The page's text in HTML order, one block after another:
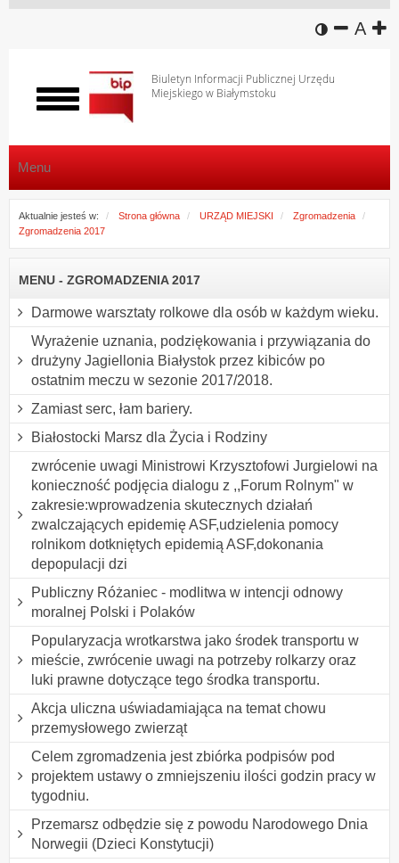
wersja
A
Biuletyn Informacji Publicznej Urzędu
Miejskiego w Białymstoku
Włącz
menu
Menu
Aktualnie jesteś w: Strona główna URZĄD MIEJSKI
Zgromadzenia
Zgromadzenia 2017
MENU - ZGROMADZENIA 2017
Darmowe warsztaty rolkowe dla osób w każdym wieku.
Wyrażenie uznania, podziękowania i przywiązania do
drużyny Jagiellonia Białystok przez kibiców po
ostatnim meczu w sezonie 2017/2018.
Zamiast serc, łam bariery.
Białostocki Marsz dla Życia i Rodziny
zwrócenie uwagi Ministrowi Krzysztofowi Jurgielowi na
konieczność podjęcia dialogu z ,,Forum Rolnym" w
zakresie:wprowadzenia skutecznych działań
zwalczających epidemię ASF,udzielenia pomocy
rolnikom dotkniętych epidemią ASF,dokonania
depopulacji dzi
Publiczny Różaniec - modlitwa w intencji odnowy
moralnej Polski i Polaków
Popularyzacja wrotkarstwa jako środek transportu w
mieście, zwrócenie uwagi na potrzeby rolkarzy oraz
luki prawne dotyczące tego środka transportu.
Akcja uliczna uświadamiająca na temat chowu
przemysłowego zwierząt
Celem zgromadzenia jest zbiórka podpisów pod
projektem ustawy o zmniejszeniu ilości godzin pracy w
tygodniu.
Przemarsz odbędzie się z powodu Narodowego Dnia
Norwegii (Dzieci Konstytucji)